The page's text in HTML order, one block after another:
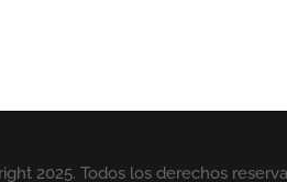
2025. Todos los derechos